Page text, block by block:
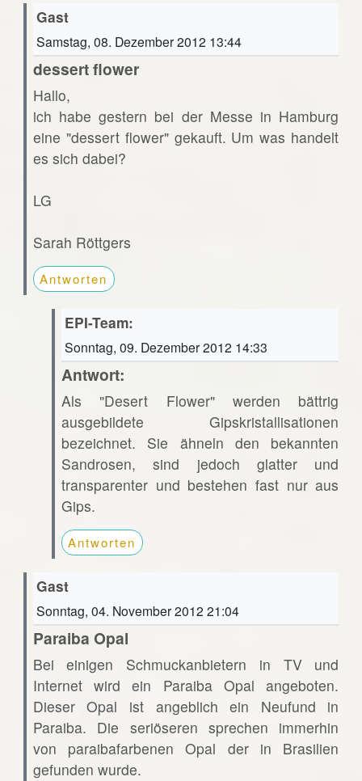
Gast
Samstag, 08. Dezember 2012 13:44
dessert flower
Hallo,
ich habe gestern bei der Messe in Hamburg
eine "dessert flower" gekauft. Um was handelt
es sich dabei?
LG
Sarah Röttgers
Antworten
EPI-Team:
Sonntag, 09. Dezember 2012 14:33
Antwort:
Als "Desert Flower" werden bättrig
ausgebildete Gipskristallisationen
bezeichnet. Sie ähneln den bekannten
Sandrosen, sind jedoch glatter und
transparenter und bestehen fast nur aus
Gips.
Antworten
Gast
Sonntag, 04. November 2012 21:04
Paraiba Opal
Bei einigen Schmuckanbietern in TV und
Internet wird ein Paraiba Opal angeboten.
Dieser Opal ist angeblich ein Neufund in
Paraiba. Die seriöseren sprechen immerhin
von paraibafarbenen Opal der in Brasilien
gefunden wurde.